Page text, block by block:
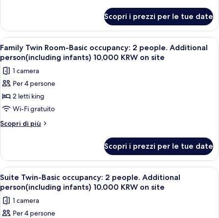
people.
Additional
person(including
infants)
10,000
KRW
on
site
Twin-
Basic
occupancy:
2
people.
Additional
person(including
10,000
KRW
site
Scopri i prezzi per le tue date
Apri
tutte
le
foto
per
Family
Twin
Room-
2
people.
Additional
person(including
infants)
10,000
Una camera d'albergo moderna con
14
Family Twin Room-Basic occupancy: 2 people. Additional
person(including infants) 10,000 KRW on site
1 camera
Per 4 persone
2 letti king
Wi-Fi gratuito
Scopri di più
Altri
Twin
Room-
Basic
occupancy:
2
people.
Additional
Scopri i prezzi per le tue date
Apri
tutte
le
foto
Una camera d'albergo moderna con
15
Suite Twin-Basic occupancy: 2 people. Additional
person(including infants) 10,000 KRW on site
1 camera
Per 4 persone